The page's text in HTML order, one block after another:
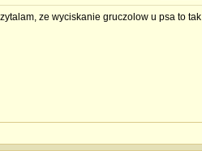
ze wyciskanie gruczolow u psa to tak